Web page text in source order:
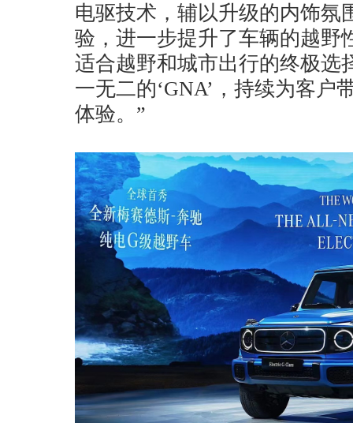
电驱技术，辅以升级的内饰氛
验，进一步提升了车辆的越野
适合越野和城市出行的终极选
一无二的‘GNA’，持续为客户
体验。”